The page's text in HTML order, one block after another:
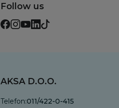
Follow us
AKSA D.O.O.
Telefon:011/422-0-415